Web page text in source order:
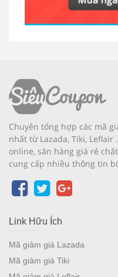
Chuyên tổng hợp các mã
nhất từ Lazada, Tiki,
online, săn hàng giá rẻ
cung cấp nhiều thông tin
Link Hữu Ích
Mã giảm giá Lazada
Mã giảm giá Tiki